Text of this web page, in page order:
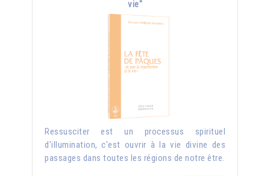
vie"
Ressusciter est un processus spirituel
d'illumination, c'est ouvrir à la vie divine des
passages dans toutes les régions de notre être.